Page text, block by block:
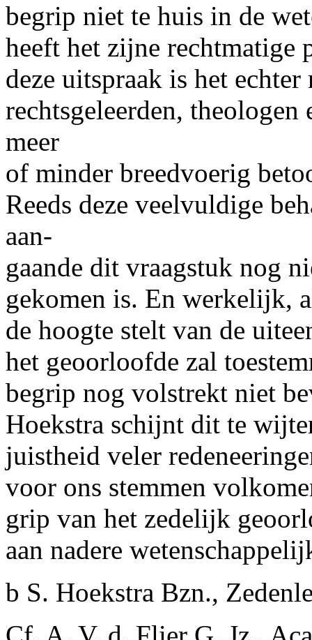
begrip niet te huis in de
heeft het zijne rechtmatige
deze uitspraak is het
rechtsgeleerden,
meer
of minder breedvoerig
Reeds deze veelvuldige
aan-
gaande dit vraagstuk nog
gekomen is. En werkelijk,
de hoogte stelt van de
het geoorloofde zal
begrip nog volstrekt niet
Hoekstra schijnt dit te
juistheid veler
voor ons stemmen
grip van het zedelijk
aan nadere
b S. Hoekstra Bzn.,